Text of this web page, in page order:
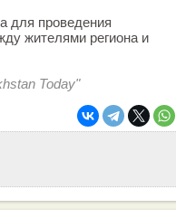
для проведения
жителями региона и
Today"